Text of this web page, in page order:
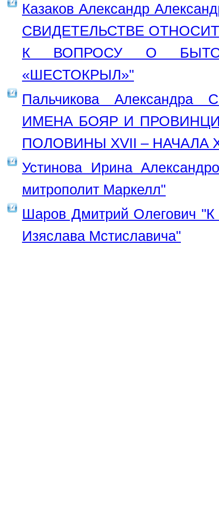
Казаков Александр
СВИДЕТЕЛЬСТВЕ
К ВОПРОСУ О
«ШЕСТОКРЫЛ»"
Пальчикова
ИМЕНА БОЯР И
ПОЛОВИНЫ XVII – НАЧАЛА
Устинова Ирина
митрополит Маркелл"
Шаров Дмитрий Олегович "К
Изяслава Мстиславича"